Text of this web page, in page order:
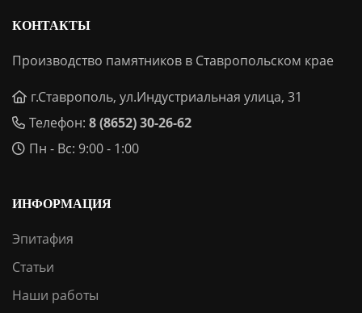
КОНТАКТЫ
Производство памятников в Ставропольском крае
г.Ставрополь, ул.Индустриальная улица, 31
Телефон: 8 (8652) 30-26-62
Пн - Вс: 9:00 - 1:00
ИНФОРМАЦИЯ
Эпитафия
Статьи
Наши работы